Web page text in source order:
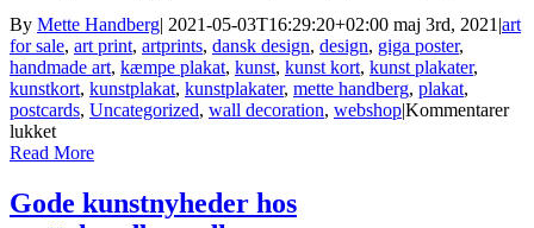
By Mette Handberg| 2021-05-03T16:29:20+02:00 maj 3rd, 2021 |art
for sale, art print, artprints, dansk design, design, giga poster,
handmade art, kæmpe plakat, kunst, kunst kort, kunst plakater,
kunstkort, kunstplakat, kunstplakater, mette handberg, plakat,
postcards, Uncategorized, wall decoration, webshop|Kommentarer
lukkettil
SKAB
ELEGANT
BILLEDVÆG
Read More
Gode kunstnyheder hos